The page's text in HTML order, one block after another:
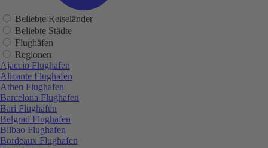
Beliebte Reiseländer
Beliebte Städte
Flughäfen
Regionen
Ajaccio Flughafen
Alicante Flughafen
Athen Flughafen
Barcelona Flughafen
Bari Flughafen
Belgrad Flughafen
Bilbao Flughafen
Bordeaux Flughafen